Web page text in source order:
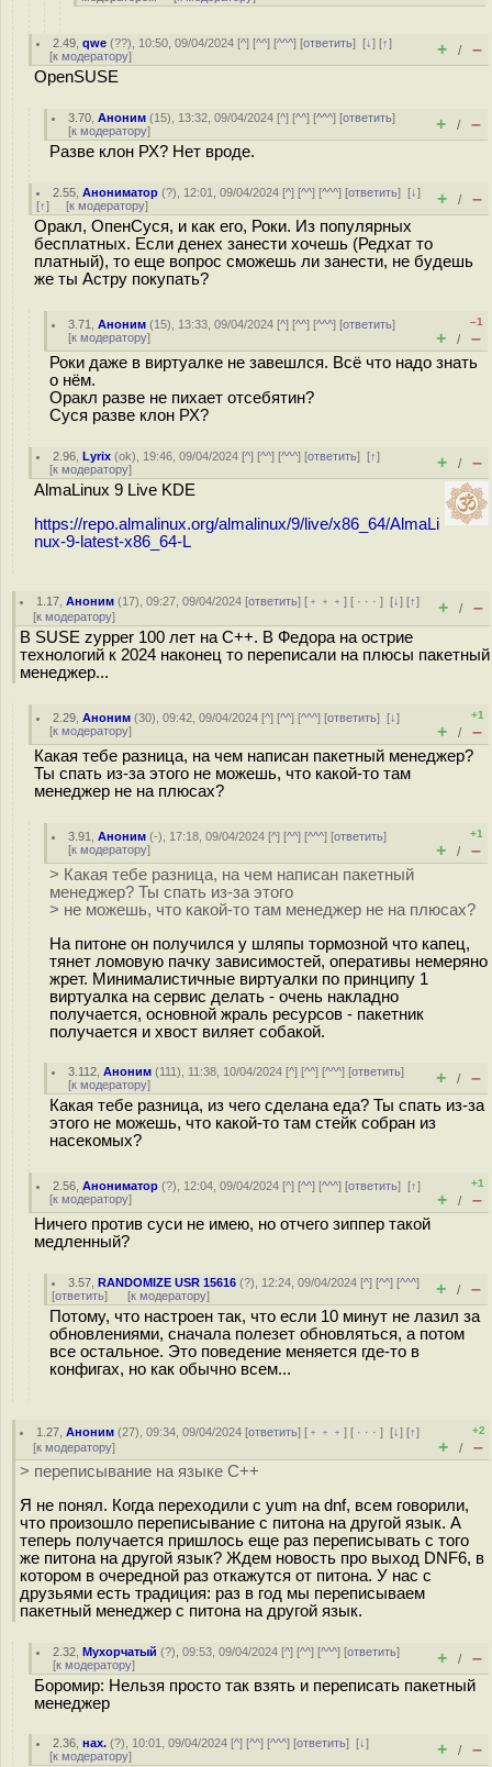
2.49 ,qwe (??), 10:50, 09/04/2024 [^] [^^] [^^^] [ответить][↓] [↑]
[к модератору] + / –
OpenSUSE
3.70 ,Аноним (15), 13:32, 09/04/2024 [^] [^^] [^^^] [ответить]
[к модератору] + / –
Разве клон РХ? Нет вроде.
2.55 ,Анониматор (?), 12:01, 09/04/2024 [^] [^^] [^^^] [ответить][↓]
[↑] [к модератору] + / –
Оракл, ОпенСуся, и как его, Роки. Из популярных
бесплатных. Если денех занести хочешь (Редхат то
платный), то еще вопрос сможешь ли занести, не будешь
же ты Астру покупать?
3.71 ,Аноним (15), 13:33, 09/04/2024 [^] [^^] [^^^] [ответить]
[к модератору]
–1
+ / –
Роки даже в виртуалке не завешлся. Всё что надо знать
о нём.
Оракл разве не пихает отсебятин?
Суся разве клон РХ?
2.96 ,Lyrix (ok), 19:46, 09/04/2024 [^] [^^] [^^^] [ответить][↑]
[к модератору] + / –
AlmaLinux 9 Live KDE
https://repo.almalinux.org/almalinux/9/live/x86_64/AlmaLi
nux-9-latest-x86_64-L
1.17 ,Аноним (17), 09:27, 09/04/2024 [ответить] [ ﹢﹢﹢] [ · · ·][↓] [↑]
[к модератору] + / –
В SUSE zypper 100 лет на С++. В Федора на острие
технологий к 2024 наконец то переписали на плюсы пакетный
менеджер...
2.29 ,Аноним (30), 09:42, 09/04/2024 [^] [^^] [^^^] [ответить][↓]
[к модератору]
+1
+ / –
Какая тебе разница, на чем написан пакетный менеджер?
Ты спать из-за этого не можешь, что какой-то там
менеджер не на плюсах?
3.91 ,Аноним (-), 17:18, 09/04/2024 [^] [^^] [^^^] [ответить]
[к модератору]
+1
+ / –
> Какая тебе разница, на чем написан пакетный
менеджер? Ты спать из-за этого
> не можешь, что какой-то там менеджер не на плюсах?
На питоне он получился у шляпы тормозной что капец,
тянет ломовую пачку зависимостей, оперативы немеряно
жрет. Минималистичные виртуалки по принципу 1
виртуалка на сервис делать - очень накладно
получается, основной жраль ресурсов - пакетник
получается и хвост виляет собакой.
3.112 ,Аноним (111), 11:38, 10/04/2024 [^] [^^] [^^^] [ответить]
[к модератору] + / –
Какая тебе разница, из чего сделана еда? Ты спать из-за
этого не можешь, что какой-то там стейк собран из
насекомых?
2.56 ,Анониматор (?), 12:04, 09/04/2024 [^] [^^] [^^^] [ответить][↑]
[к модератору]
+1
+ / –
Ничего против суси не имею, но отчего зиппер такой
медленный?
3.57 ,RANDOMIZE USR 15616 (?), 12:24, 09/04/2024 [^] [^^] [^^^]
[ответить] [к модератору] + / –
Потому, что настроен так, что если 10 минут не лазил за
обновлениями, сначала полезет обновляться, а потом
все остальное. Это поведение меняется где-то в
конфигах, но как обычно всем...
1.27 ,Аноним (27), 09:34, 09/04/2024 [ответить] [ ﹢﹢﹢] [ · · ·][↓] [↑]
[к модератору]
+2
+ / –
> переписывание на языке С++
Я не понял. Когда переходили с yum на dnf, всем говорили,
что произошло переписывание с питона на другой язык. А
теперь получается пришлось еще раз переписывать с того
же питона на другой язык? Ждем новость про выход DNF6, в
котором в очередной раз откажутся от питона. У нас с
друзьями есть традиция: раз в год мы переписываем
пакетный менеджер с питона на другой язык.
2.32 ,Мухорчатый (?), 09:53, 09/04/2024 [^] [^^] [^^^] [ответить]
[к модератору] + / –
Боромир: Нельзя просто так взять и переписать пакетный
менеджер
2.36 ,нах. (?), 10:01, 09/04/2024 [^] [^^] [^^^] [ответить][↓]
[к модератору] + / –